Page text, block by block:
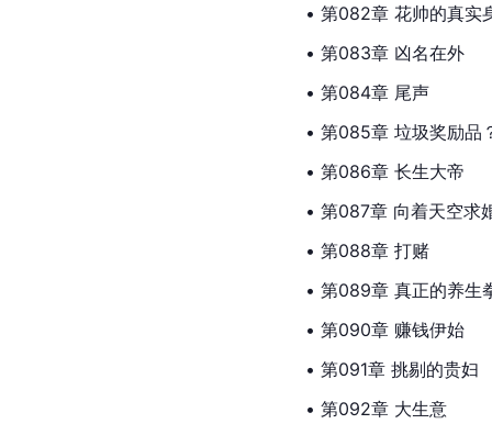
• 第082章 花帅的真实
• 第083章 凶名在外
• 第084章 尾声
• 第085章 垃圾奖励品
• 第086章 长生大帝
• 第087章 向着天空求
• 第088章 打赌
• 第089章 真正的养生
• 第090章 赚钱伊始
• 第091章 挑剔的贵妇
• 第092章 大生意